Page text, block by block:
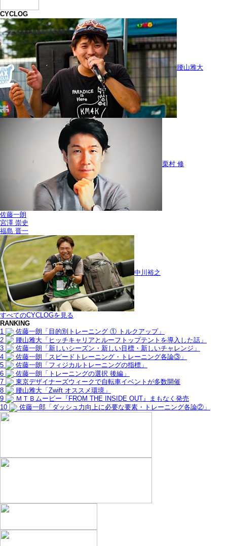
CYCLOG
腰山雅大
栗村 修
佐藤一朗
宮澤 崇史
福島 晋一
中川裕之
すべてのCYCLOGを見る
RANKING
1
佐藤一朗「目的別トレーニング ① トルクアップ」
2
腰山雅大「ヒッチキャリアとルーフトップテントを導入した話」
3
佐藤一朗「新しいシーズン・新しい目標・新しいチャレンジ」
4
佐藤一朗「スピードトレーニング・トレーニング各論③」
5
佐藤一朗「フィジカルトレーニングの指標」
6
佐藤一朗「トレーニングの選択 後編」
7
東京デザイナーズウィークで自転車イベントが多数開催
8
腰山雅大「Zwift オススメ環境」
9
ＭＴＢムービー『FROM THE INSIDE OUT』まもなく発売
10
佐藤一郎「ダッシュ力向上に必要な要素・トレーニング各論②」